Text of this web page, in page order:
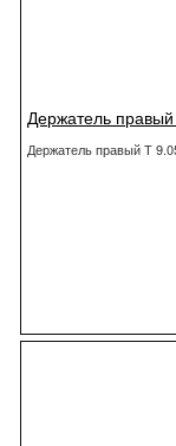
Держатель
Держатель правый Т